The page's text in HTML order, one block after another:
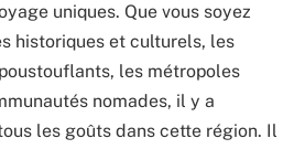
uniques. Que vous soyez
historiques et culturels, les
les métropoles
nomades, il y a
les goûts dans cette région. Il